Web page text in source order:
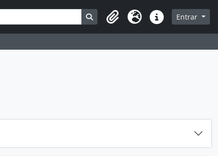
Busque na página de navegação
Área de transferência
Idioma Ligações rápidas
Entrar